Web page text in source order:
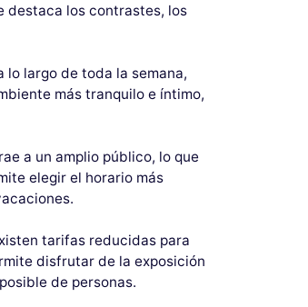
destaca los contrastes, los
largo de toda la semana,
más tranquilo e íntimo,
a un amplio público, lo que
elegir el horario más
tarifas reducidas para
disfrutar de la exposición
de personas.